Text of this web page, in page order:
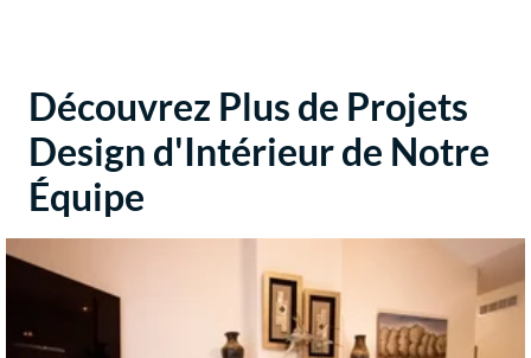
Découvrez Plus de Projets
Design d'Intérieur de Notre
Équipe